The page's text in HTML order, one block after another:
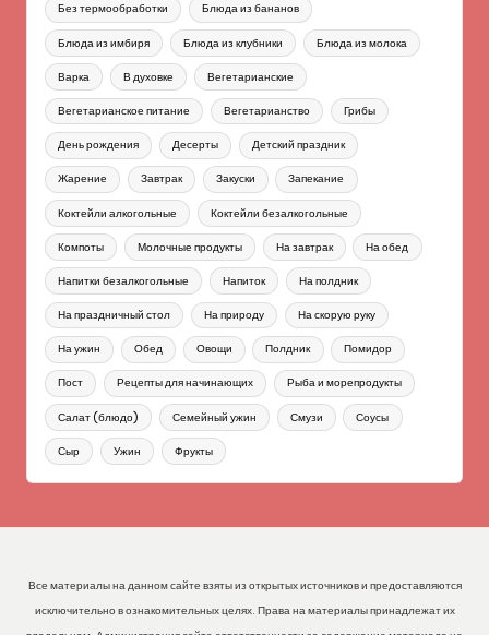
Без термообработки Блюда из бананов
Блюда из имбиря Блюда из клубники Блюда из молока
Варка В духовке Вегетарианские
Вегетарианское питание Вегетарианство Грибы
День рождения Десерты Детский праздник
Жарение Завтрак Закуски Запекание
Коктейли алкогольные Коктейли безалкогольные
Компоты Молочные продукты На завтрак На обед
Напитки безалкогольные Напиток На полдник
На праздничный стол На природу На скорую руку
На ужин Обед Овощи Полдник Помидор
Пост Рецепты для начинающих Рыба и морепродукты
Салат (блюдо) Семейный ужин Смузи Соусы
Сыр Ужин Фрукты
Все материалы на данном сайте взяты из открытых источников и предоставляются
исключительно в ознакомительных целях. Права на материалы принадлежат их